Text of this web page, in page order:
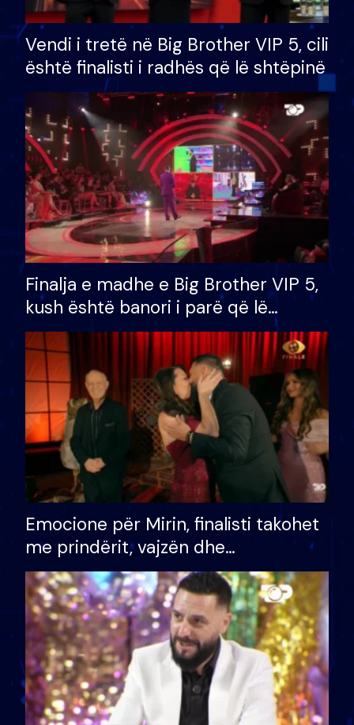
Vendi i tretë në Big Brother VIP 5, cili
është finalisti i radhës që lë shtëpinë
Finalja e madhe e Big Brother VIP 5,
kush është banori i parë që lë
shtëpinë dhe humb mundësinë për
të fituar çmimin e madh
Emocione për Mirin, finalisti takohet
me prindërit, vajzën dhe
bashkëshorten: S’kemi ndonjë letër
divorci apo jo?